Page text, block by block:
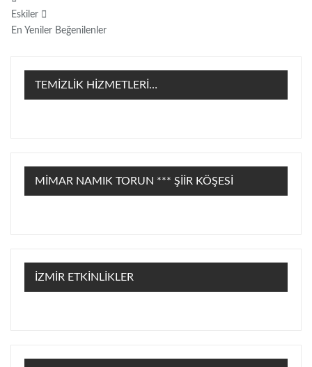
Eskiler
En Yeniler Beğenilenler
TEMİZLİK HİZMETLERİ…
MİMAR NAMIK TORUN *** ŞİİR KÖŞESİ
İZMİR ETKİNLİKLER